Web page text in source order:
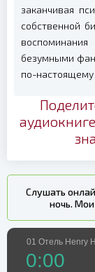
заканчивая
собственной
безумными
по-
Слушать
ночь.
01 Отель Henry
0:00